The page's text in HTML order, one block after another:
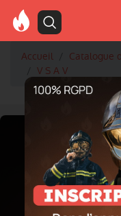
Accueil Catalogue
V S A V